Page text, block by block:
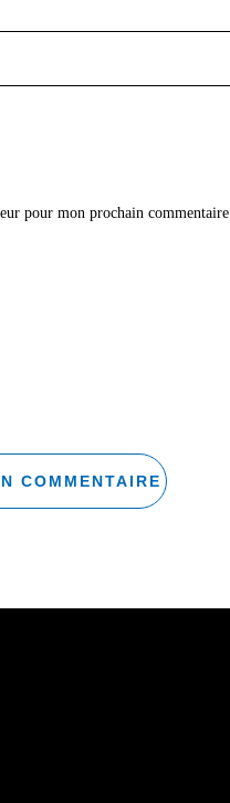
pour mon prochain commentaire.